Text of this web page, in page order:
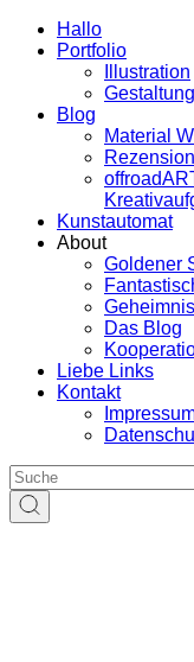
Hallo
Portfolio
Illustration
Gestaltung
Blog
Material
Kunstautomat
About
Goldener
Das Blog
Liebe Links
Kontakt